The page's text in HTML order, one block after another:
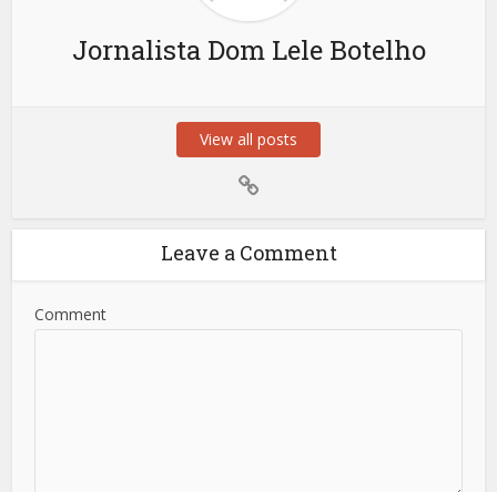
Jornalista Dom Lele Botelho
View all posts
Leave a Comment
Comment